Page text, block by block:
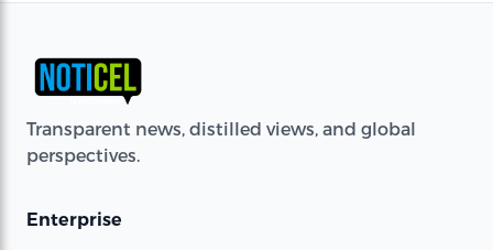
Transparent news, distilled views, and global
perspectives.
Enterprise